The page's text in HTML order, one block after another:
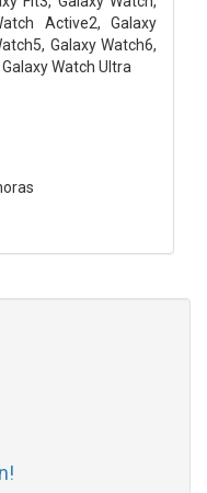
Active2, Galaxy
Galaxy Watch6,
Watch Ultra